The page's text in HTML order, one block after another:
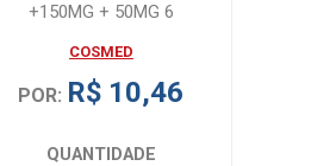
+150MG + 50MG 6
COSMED
POR: R$ 10,46
QUANTIDADE